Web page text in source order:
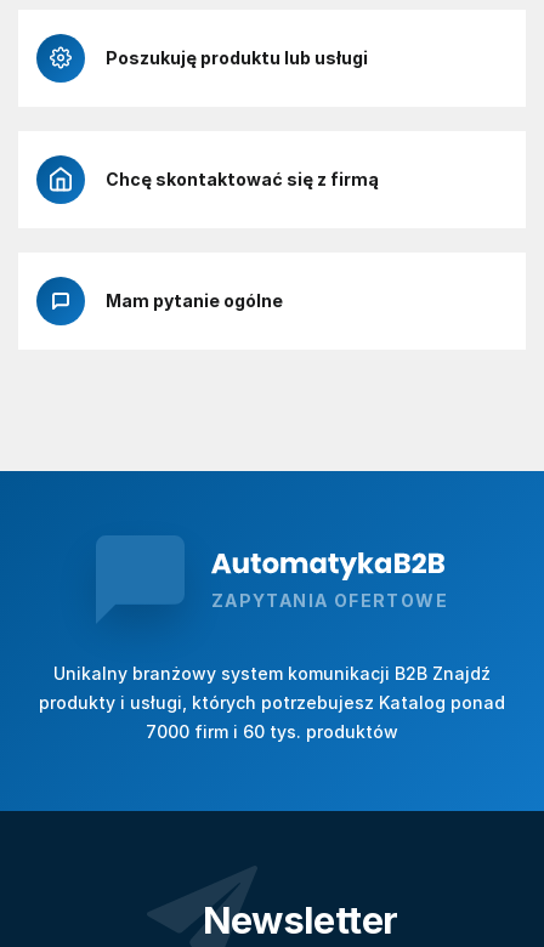
Poszukuję produktu lub usługi
Chcę skontaktować się z firmą
Mam pytanie ogólne
ZAPYTANIA OFERTOWE
Unikalny branżowy system komunikacji B2B Znajdź
produkty i usługi, których potrzebujesz Katalog ponad
7000 firm i 60 tys. produktów
Newsletter